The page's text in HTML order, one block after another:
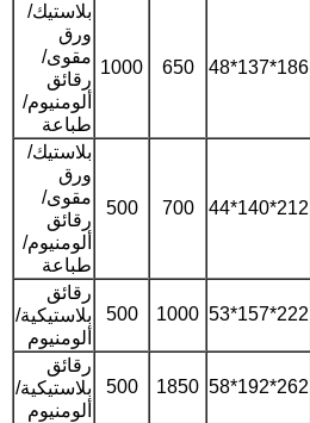
186*137*48
650
1000
بلاستيك/
ورق
مقوى/
رقائق
ألومنيوم/
طباعة
212*140*44
700
500
بلاستيك/
ورق
مقوى/
رقائق
ألومنيوم/
طباعة
222*157*53
1000
500
رقائق
بلاستيكية/
ألومنيوم
262*192*58
1850
500
رقائق
بلاستيكية/
ألومنيوم